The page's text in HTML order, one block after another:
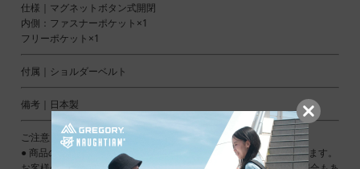
仕様｜マグネットボタン式開閉
内側：ファスナーポケット×1
フリーポケット×1
付属｜ショルダーベルト
備考｜日本製
ご注意ください｜
● 商品の画像は、できるだけ商品に近いカラーにて掲載をしております。